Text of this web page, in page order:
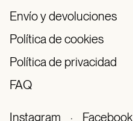
Envío y devoluciones
Política de cookies
Política de privacidad
FAQ
Instagram · Facebook